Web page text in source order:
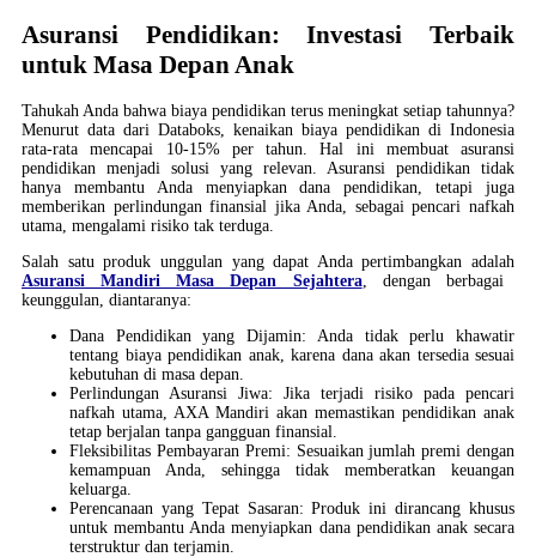
Asuransi Pendidikan: Investasi Terbaik
untuk Masa Depan Anak
Tahukah Anda bahwa biaya pendidikan terus meningkat setiap tahunnya?
Menurut data dari Databoks, kenaikan biaya pendidikan di Indonesia
rata-rata mencapai 10-15% per tahun. Hal ini membuat asuransi
pendidikan menjadi solusi yang relevan. Asuransi pendidikan tidak
hanya membantu Anda menyiapkan dana pendidikan, tetapi juga
memberikan perlindungan finansial jika Anda, sebagai pencari nafkah
utama, mengalami risiko tak terduga.
Salah satu produk unggulan yang dapat Anda pertimbangkan adalah
Asuransi Mandiri Masa Depan Sejahtera, dengan berbagai
keunggulan, diantaranya:
Dana Pendidikan yang Dijamin: Anda tidak perlu khawatir
tentang biaya pendidikan anak, karena dana akan tersedia sesuai
kebutuhan di masa depan.
Perlindungan Asuransi Jiwa: Jika terjadi risiko pada pencari
nafkah utama, AXA Mandiri akan memastikan pendidikan anak
tetap berjalan tanpa gangguan finansial.
Fleksibilitas Pembayaran Premi: Sesuaikan jumlah premi dengan
kemampuan Anda, sehingga tidak memberatkan keuangan
keluarga.
Perencanaan yang Tepat Sasaran: Produk ini dirancang khusus
untuk membantu Anda menyiapkan dana pendidikan anak secara
terstruktur dan terjamin.